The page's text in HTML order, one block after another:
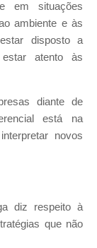
em situações
ambiente e às
disposto a
atento às
diante de
está na
novos
diz respeito à
que não